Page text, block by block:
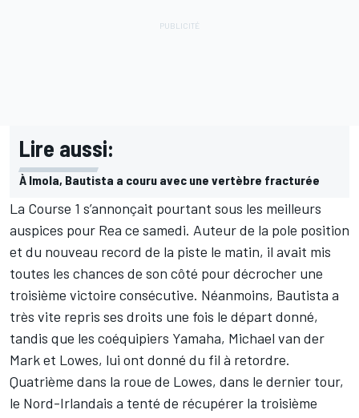
Lire aussi:
À Imola, Bautista a couru avec une vertèbre fracturée
La Course 1 s’annonçait pourtant sous les meilleurs
auspices pour Rea ce samedi. Auteur de la pole position
et du nouveau record de la piste le matin, il avait mis
toutes les chances de son côté pour décrocher une
troisième victoire consécutive. Néanmoins, Bautista a
très vite repris ses droits une fois le départ donné,
tandis que les coéquipiers Yamaha, Michael van der
Market Lowes, lui ont donné du fil à retordre.
Quatrième dans la roue de Lowes, dans le dernier tour,
le Nord-Irlandais a tenté de récupérer la troisième